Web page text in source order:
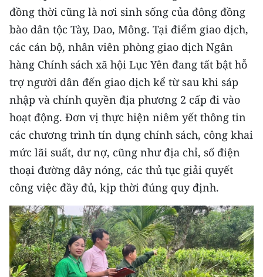
đồng thời cũng là nơi sinh sống của đông đồng
bào dân tộc Tày, Dao, Mông. Tại điểm giao dịch,
các cán bộ, nhân viên phòng giao dịch Ngân
hàng Chính sách xã hội Lục Yên đang tất bật hỗ
trợ người dân đến giao dịch kể từ sau khi sáp
nhập và chính quyền địa phương 2 cấp đi vào
hoạt động. Đơn vị thực hiện niêm yết thông tin
các chương trình tín dụng chính sách, công khai
mức lãi suất, dư nợ, cũng như địa chỉ, số điện
thoại đường dây nóng, các thủ tục giải quyết
công việc đầy đủ, kịp thời đúng quy định.